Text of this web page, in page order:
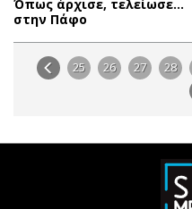
Όπως άρχισε, τελείωσε…
στην Πάφο
25 26 27 28